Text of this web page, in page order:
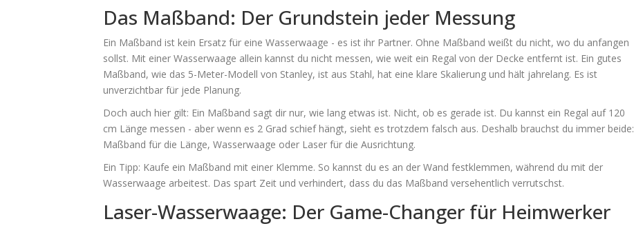
Das Maßband: Der Grundstein jeder Messung
Ein Maßband ist kein Ersatz für eine Wasserwaage - es ist ihr Partner. Ohne Maßband weißt du nicht, wo du anfangen
sollst. Mit einer Wasserwaage allein kannst du nicht messen, wie weit ein Regal von der Decke entfernt ist. Ein gutes
Maßband, wie das 5-Meter-Modell von Stanley, ist aus Stahl, hat eine klare Skalierung und hält jahrelang. Es ist
unverzichtbar für jede Planung.
Doch auch hier gilt: Ein Maßband sagt dir nur, wie lang etwas ist. Nicht, ob es gerade ist. Du kannst ein Regal auf 120
cm Länge messen - aber wenn es 2 Grad schief hängt, sieht es trotzdem falsch aus. Deshalb brauchst du immer beide:
Maßband für die Länge, Wasserwaage oder Laser für die Ausrichtung.
Ein Tipp: Kaufe ein Maßband mit einer Klemme. So kannst du es an der Wand festklemmen, während du mit der
Wasserwaage arbeitest. Das spart Zeit und verhindert, dass du das Maßband versehentlich verrutschst.
Laser-Wasserwaage: Der Game-Changer für Heimwerker